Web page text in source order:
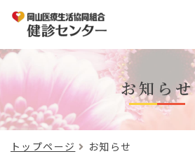
お知らせ
トップページ お知らせ